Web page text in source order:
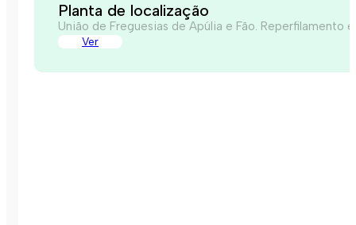
Planta de localização
União de Freguesias de Apúlia e Fão. Reperfilamento
Ver